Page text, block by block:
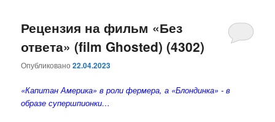
Рецензия на фильм «Без
ответа» (film Ghosted) (4302)
Опубликовано22.04.2023
«Капитан Америка» в роли фермера, а «Блондинка» - в
образе супершпионки…